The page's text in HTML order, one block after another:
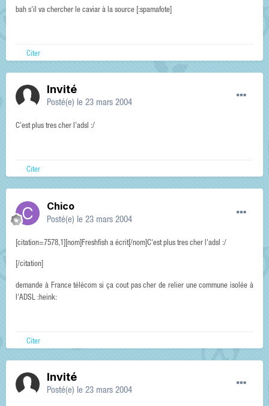
bah s'il va chercher le caviar à la source [:spamafote]
Citer
Invité
Posté(e) le 23 mars 2004
C'est plus tres cher l'adsl :/
Citer
Chico
Posté(e) le 23 mars 2004
[citation=7578,1][nom]Freshfish a écrit[/nom]C'est plus tres cher l'adsl :/
[/citation]
demande à France télécom si ça cout pas cher de relier une commune isolée à
l'ADSL :heink:
Citer
Invité
Posté(e) le 23 mars 2004